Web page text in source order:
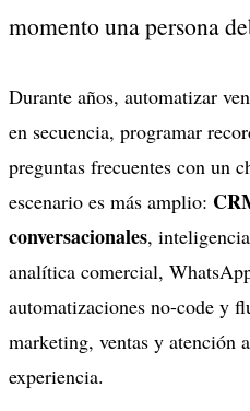
momento una persona
Durante años, automatizar
en secuencia, programar
preguntas frecuentes con un
escenario es más amplio:
conversacionales,
analítica comercial,
automatizaciones no-code y
marketing, ventas y atención
experiencia.